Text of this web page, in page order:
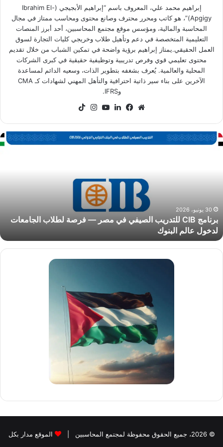
إبراهيم محمد علي، المعروف باسم “إبراهيم الأبجيجي (Ibrahim El-
Apgigy)”، هو كاتب ومحرر محترف وصانع محتوى ومحاسب ممتاز في مجال
المحاسبة والمالية، ومؤسس موقع مجتمع المحاسبين، أحد أبرز المنصات
التعليمية المتخصصة في دعم وتأهيل طلاب وخريجي كليات التجارة لسوق
العمل الحقيقي.يمتاز إبراهيم برؤية واضحة في تمكين الشباب من خلال تقديم
محتوى تعليمي قوي وفرص تدريبية وتوظيفية حقيقية في كبرى الشركات
المحلية والعالمية. يُعرف بشغفه بتطوير الذات، وسعيه الدائم لمساعدة
الآخرين على بناء سير ذاتية احترافية والتأهل المهني لشهادات كـ CMA
وIFRS.
موقعفيسبوكلينكدإن‫YouTube
انستقرام
برنامج
CIB
فرصة
لطلاب
الجامعات
لدخول
عالم
30 يونيو، 2026
برنامج CIB للتدريب الصيفي في مصر — فرصة لطلاب الجامعات
لدخول عالم البنوك
© 2026، جميع الحقوق محفوظة لمجتمع المحاسبين |
الموقع مدار بكل